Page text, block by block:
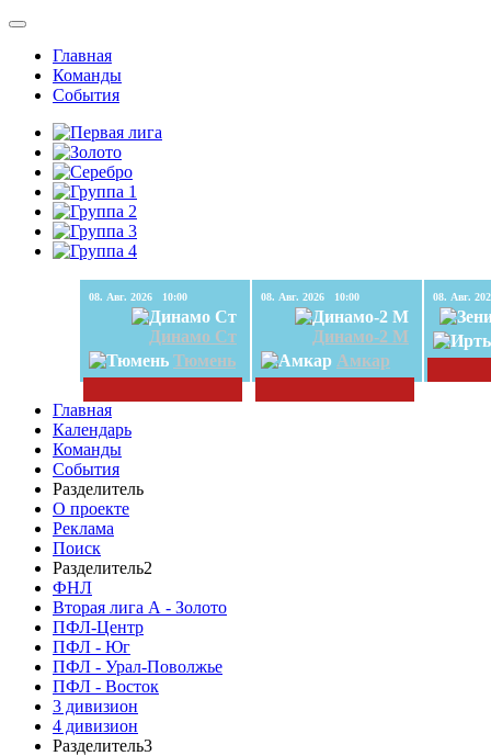
Главная
Команды
События
08. Авг. 2026 10:00
Динамо Ст
Тюмень
08. Авг. 2026 10:00
Динамо-2 М
Амкар
Главная
Календарь
Команды
События
Разделитель
О проекте
Реклама
Поиск
Разделитель2
ФНЛ
Вторая лига А - Золото
ПФЛ-Центр
ПФЛ - Юг
ПФЛ - Урал-Поволжье
ПФЛ - Восток
3 дивизион
4 дивизион
Разделитель3